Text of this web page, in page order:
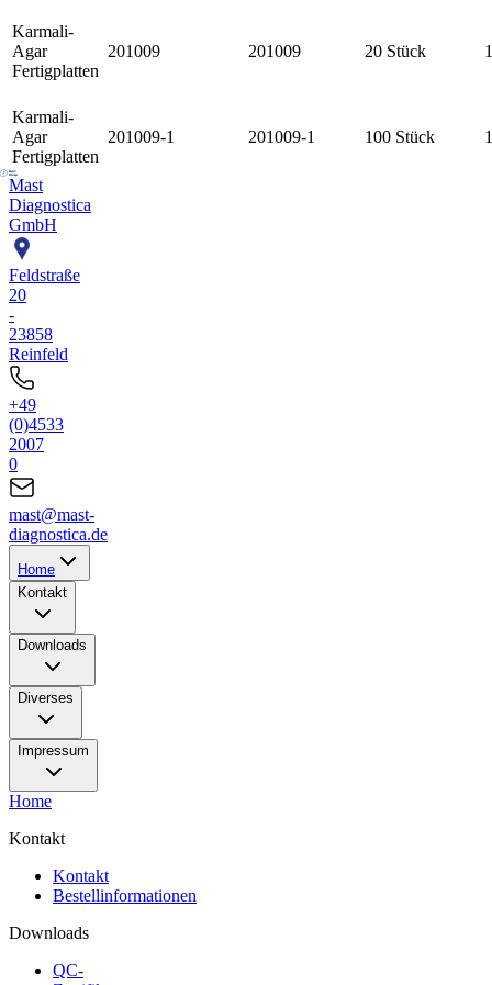
Karmali-
Agar
Fertigplatten
201009 201009 20 Stück 1
Karmali-
Agar
Fertigplatten
201009-1 201009-1 100 Stück 1
Mast
Diagnostica
GmbH
Feldstraße
20
-
23858
Reinfeld
+49
(0)4533
2007
0
mast@mast-
diagnostica.de
Home
Kontakt
Downloads
Diverses
Impressum
Home
Kontakt
Kontakt
Bestellinformationen
Downloads
QC-